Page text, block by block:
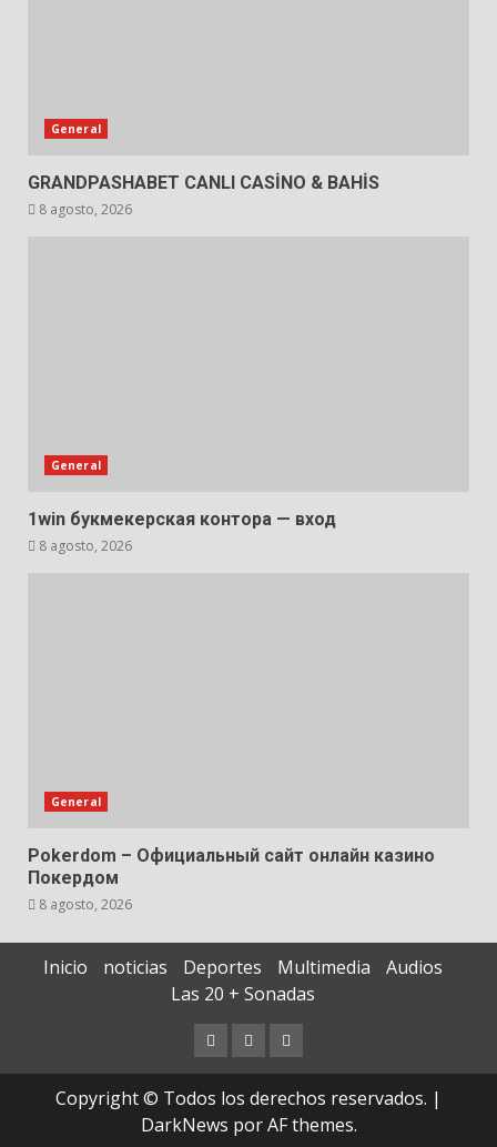
General
GRANDPASHABET CANLI CASİNO & BAHİS
8 agosto, 2026
General
1win букмекерская контора — вход
8 agosto, 2026
General
Pokerdom – Официальный сайт онлайн казино
Покердом
8 agosto, 2026
Inicio noticias Deportes Multimedia
Audios
Las 20 + Sonadas
Contáctenos
Documentos
Extraviados
Quiénes
Somos
Copyright © Todos los derechos reservados. |
DarkNews por AF themes.